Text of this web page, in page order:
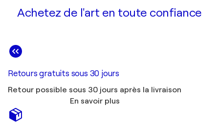
Achetez de l'art en toute confiance
Retours gratuits sous 30 jours
Retour possible sous 30 jours après la livraison
En savoir plus